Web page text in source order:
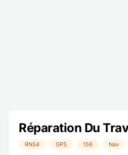
Réparation Du
RNS4 GPS 156 Nav